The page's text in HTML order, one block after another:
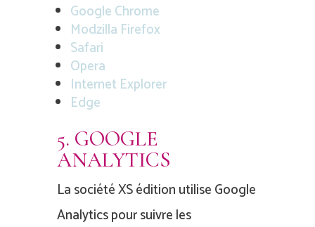
Google Chrome
Modzilla Firefox
Safari
Opera
Internet Explorer
Edge
5. GOOGLE
ANALYTICS
La société XS édition utilise Google
Analytics pour suivre les